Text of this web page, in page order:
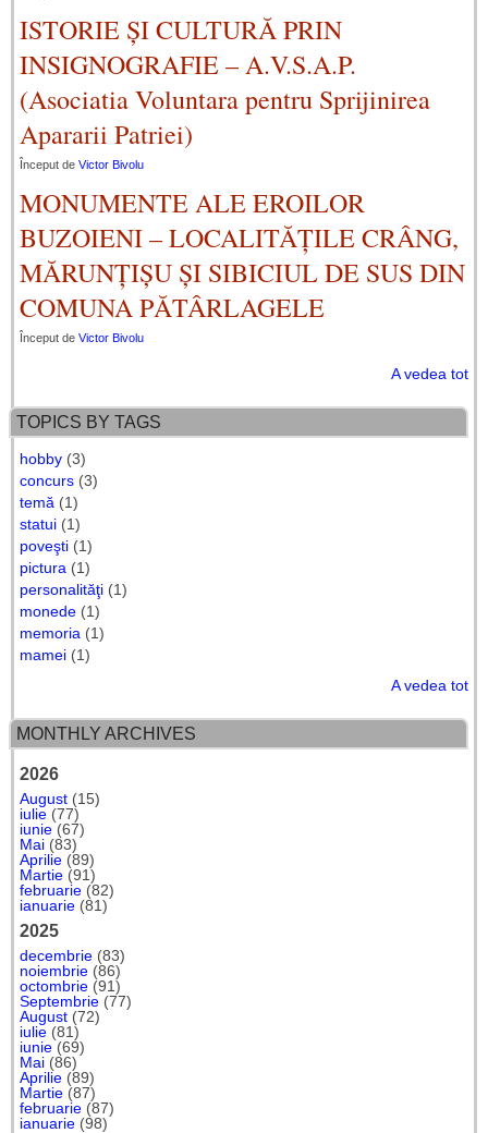
ISTORIE ȘI CULTURĂ PRIN
INSIGNOGRAFIE – A.V.S.A.P.
(Asociatia Voluntara pentru Sprijinirea
Apararii Patriei)
Început de Victor Bivolu
MONUMENTE ALE EROILOR
BUZOIENI – LOCALITĂȚILE CRÂNG,
MĂRUNȚIȘU ȘI SIBICIUL DE SUS DIN
COMUNA PĂTÂRLAGELE
Început de Victor Bivolu
A vedea tot
TOPICS BY TAGS
hobby (3)
concurs (3)
temă (1)
statui (1)
poveşti (1)
pictura (1)
personalităţi (1)
monede (1)
memoria (1)
mamei (1)
A vedea tot
MONTHLY ARCHIVES
2026
August (15)
iulie (77)
iunie (67)
Mai (83)
Aprilie (89)
Martie (91)
februarie (82)
ianuarie (81)
2025
decembrie (83)
noiembrie (86)
octombrie (91)
Septembrie (77)
August (72)
iulie (81)
iunie (69)
Mai (86)
Aprilie (89)
Martie (87)
februarie (87)
ianuarie (98)